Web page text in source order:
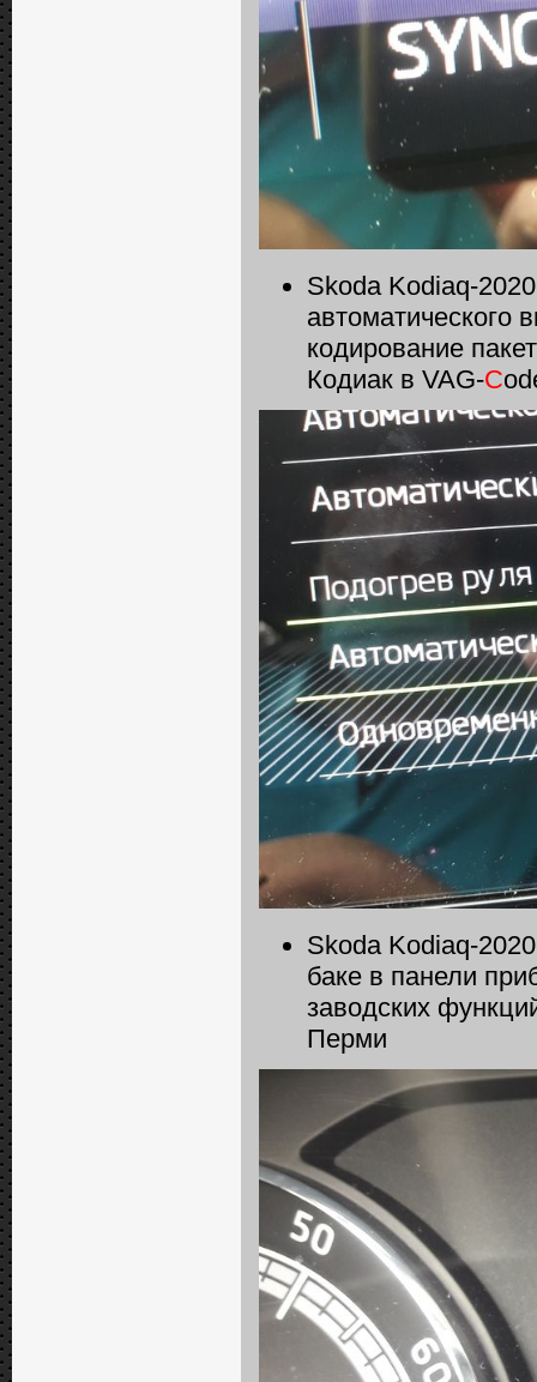
Skoda Kodiaq-
автоматического
кодирование
Кодиак в VAG-C
Skoda Kodiaq-
баке в панели
заводских
Перми